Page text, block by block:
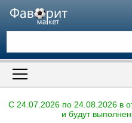
Искать также в описании
C 24.07.2026 по 24.08.2026 в
и будут